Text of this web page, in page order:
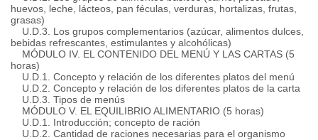
huevos, leche, lácteos, pan féculas, verduras, hortalizas, frutas,
grasas)
U.D.3. Los grupos complementarios (azúcar, alimentos dulces,
bebidas refrescantes, estimulantes y alcohólicas)
MÓDULO IV. EL CONTENIDO DEL MENÚ Y LAS CARTAS (5
horas)
U.D.1. Concepto y relación de los diferentes platos del menú
U.D.2. Concepto y relación de los diferentes platos de la carta
U.D.3. Tipos de menús
MÓDULO V. EL EQUILIBRIO ALIMENTARIO (5 horas)
U.D.1. Introducción; concepto de ración
U.D.2. Cantidad de raciones necesarias para el organismo